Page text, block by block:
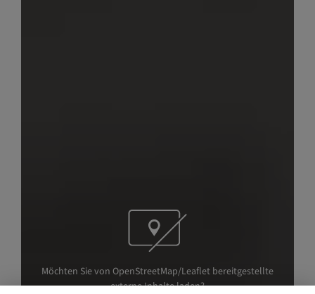
Möchten Sie von OpenStreetMap/Leaflet bereitgestellte
externe Inhalte laden?